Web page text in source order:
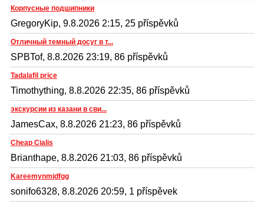
Корпусные подшипники
GregoryKip, 9.8.2026 2:15, 25 příspěvků
Отличный темный досуг в т...
SPBTof, 8.8.2026 23:19, 86 příspěvků
Tadalafil price
Timothything, 8.8.2026 22:35, 86 příspěvků
экскурсии из казани в сви...
JamesCax, 8.8.2026 21:23, 86 příspěvků
Cheap Cialis
Brianthape, 8.8.2026 21:03, 86 příspěvků
Kareemynmjdfgg
sonifo6328, 8.8.2026 20:59, 1 příspěvek